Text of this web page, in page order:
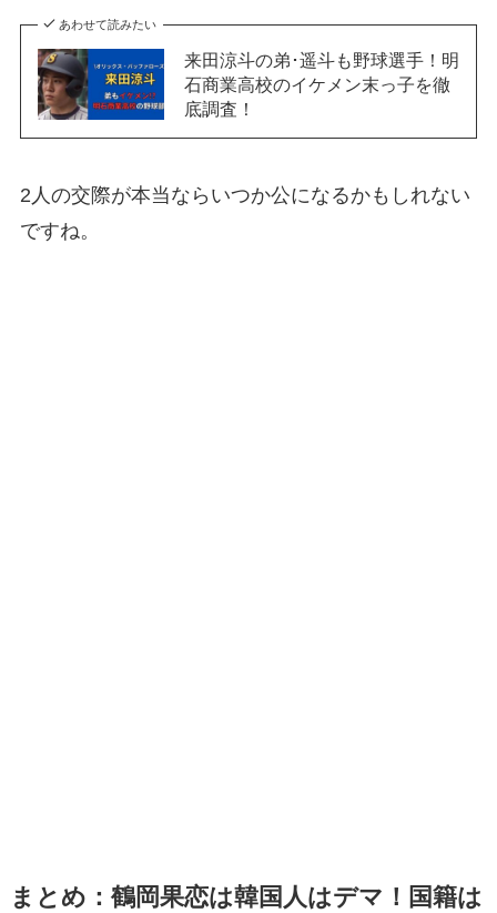
あわせて読みたい
来田涼斗の弟･遥斗も野球選手！明
石商業高校のイケメン末っ子を徹
底調査！
2人の交際が本当ならいつか公になるかもしれない
ですね。
まとめ：鶴岡果恋は韓国人はデマ！国籍は